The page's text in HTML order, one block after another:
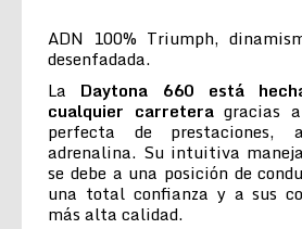
ADN 100% Triumph,
desenfadada.
La Daytona 660 está
cualquier carreteragracias a
perfecta de prestaciones,
adrenalina. Su intuitiva
se debe a una posición de
una total confianza y a sus
más alta calidad.